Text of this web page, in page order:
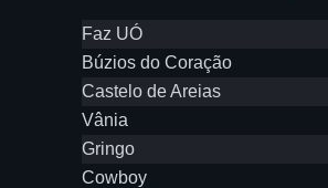
Faz UÓ
Búzios do Coração
Castelo de Areias
Vânia
Gringo
Cowboy